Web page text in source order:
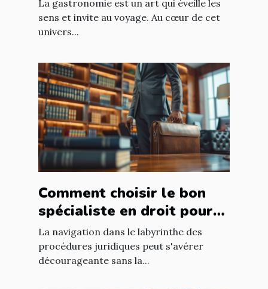
La gastronomie est un art qui éveille les
sens et invite au voyage. Au cœur de cet
univers...
Comment choisir le bon
spécialiste en droit pour
vos besoins juridiques
La navigation dans le labyrinthe des
procédures juridiques peut s'avérer
décourageante sans la...